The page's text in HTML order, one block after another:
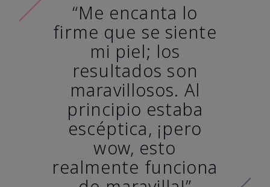
“Me encanta lo
firme que se siente
mi piel; los
resultados son
maravillosos. Al
principio estaba
escéptica, ¡pero
wow, esto
realmente funciona